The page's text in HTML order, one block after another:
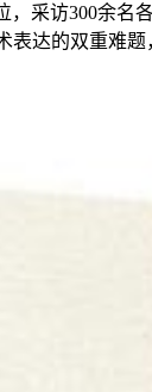
采访300余名
表达的双重难